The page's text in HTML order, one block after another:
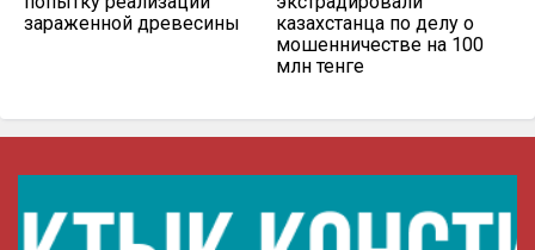
зараженной древесины
казахстанца по делу о
мошенничестве на 100
млн тенге